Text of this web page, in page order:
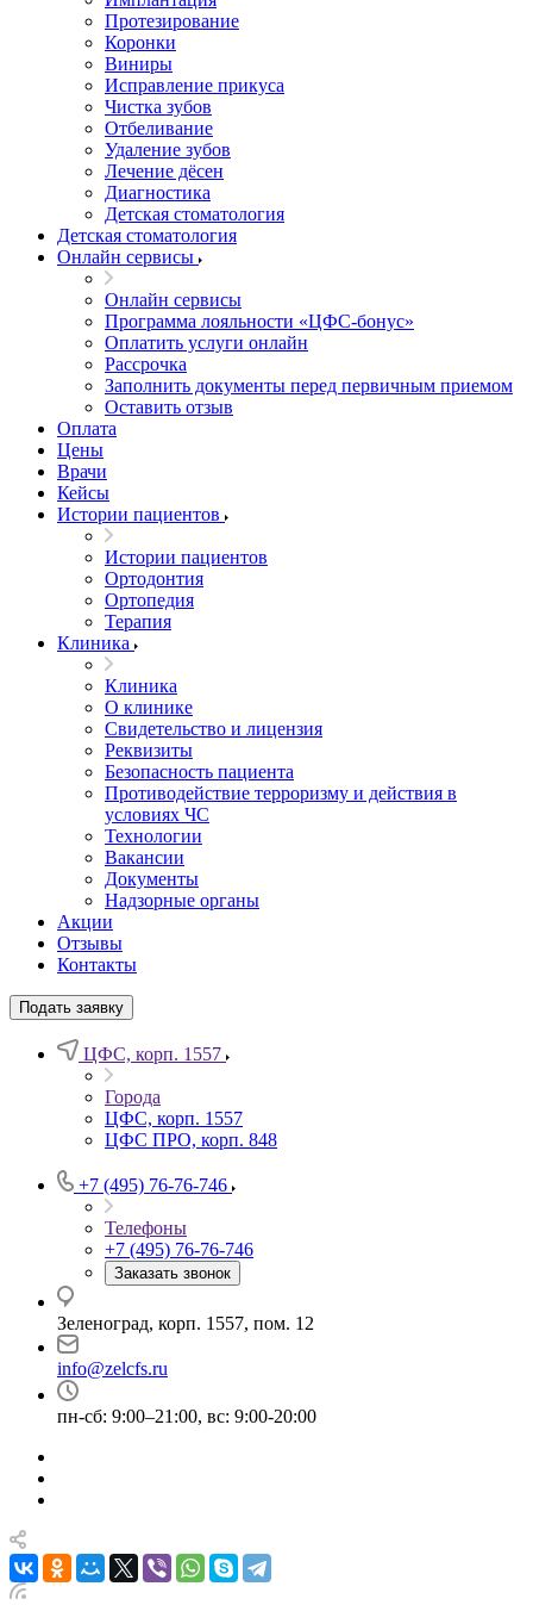
Протезирование
Коронки
Виниры
Исправление прикуса
Чистка зубов
Отбеливание
Удаление зубов
Лечение дёсен
Диагностика
Детская стоматология
Детская стоматология
Онлайн сервисы
Онлайн сервисы
Программа лояльности «ЦФС-бонус»
Оплатить услуги онлайн
Рассрочка
Заполнить документы перед первичным приемом
Оставить отзыв
Оплата
Цены
Врачи
Кейсы
Истории пациентов
Истории пациентов
Ортодонтия
Ортопедия
Терапия
Клиника
Клиника
О клинике
Свидетельство и лицензия
Реквизиты
Безопасность пациента
Противодействие терроризму и действия в
условиях ЧС
Технологии
Вакансии
Документы
Надзорные органы
Акции
Отзывы
Контакты
Подать заявку
ЦФС, корп. 1557
Города
ЦФС, корп. 1557
ЦФС ПРО, корп. 848
+7 (495) 76-76-746
Телефоны
+7 (495) 76-76-746
Заказать звонок
Зеленоград, корп. 1557, пом. 12
info@zelcfs.ru
пн-сб: 9:00–21:00, вс: 9:00-20:00